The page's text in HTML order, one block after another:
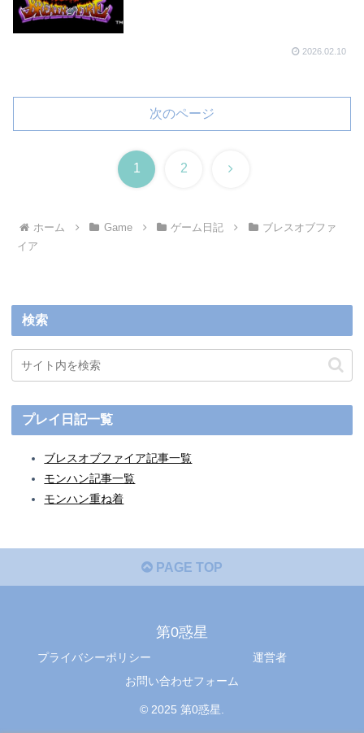
2026.02.10
次のページ
1 2 次
ホーム Game ゲーム日記
ブレスオブファ
イア
検索
プレイ日記一覧
ブレスオブファイア記事一覧
モンハン記事一覧
モンハン重ね着
PAGE TOP
第0惑星
プライバシーポリシー
運営者
お問い合わせフォーム
© 2025 第0惑星.